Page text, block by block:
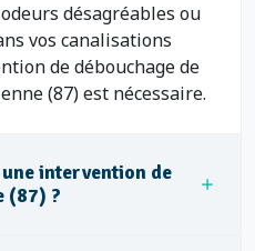
désagréables ou
vos canalisations
de débouchage de
(87) est nécessaire.
intervention de
(87) ?